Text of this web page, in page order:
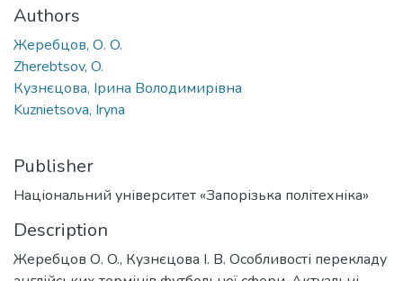
Authors
Жеребцов, О. O.
Zherebtsov, O.
Кузнєцова, Ірина Володимирівна
Kuznietsova, Iryna
Publisher
Національний університет «Запорізька політехніка»
Description
Жеребцов О. O., Кузнєцова І. В. Особливості перекладу